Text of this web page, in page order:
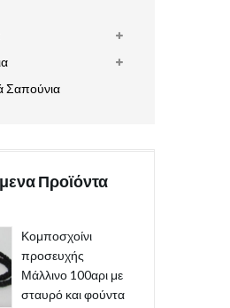
Σαπούνια
Προϊόντα
Κομποσχοίνι
προσευχής
Μάλλινο 100αρι με
σταυρό και φούντα